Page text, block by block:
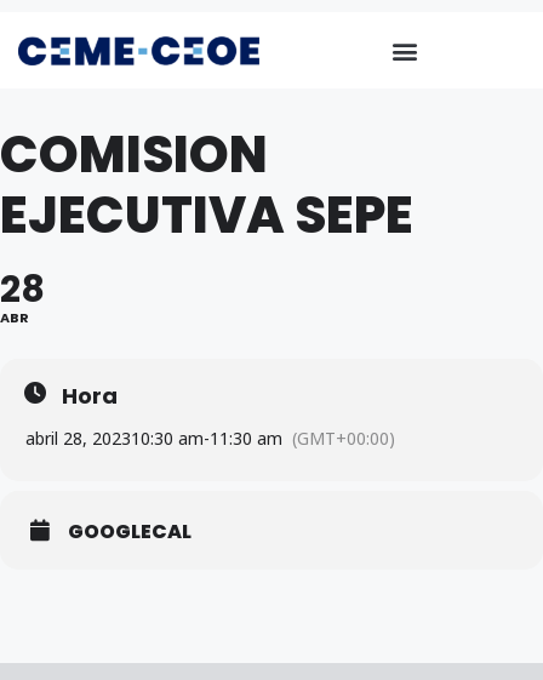
COMISION
EJECUTIVA SEPE
28
ABR
Hora
abril 28, 202310:30 am-11:30 am (GMT+00:00)
GOOGLECAL